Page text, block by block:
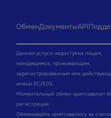
ОбменДокументыAPI
Данная услуга недоступна лицам,
находящимся, проживающим,
зарегистрированным или
имени ЕС/ЕЭЗ.
Моментальный обмен криптовалют
регистрации
Обменивайте криптовалюту за